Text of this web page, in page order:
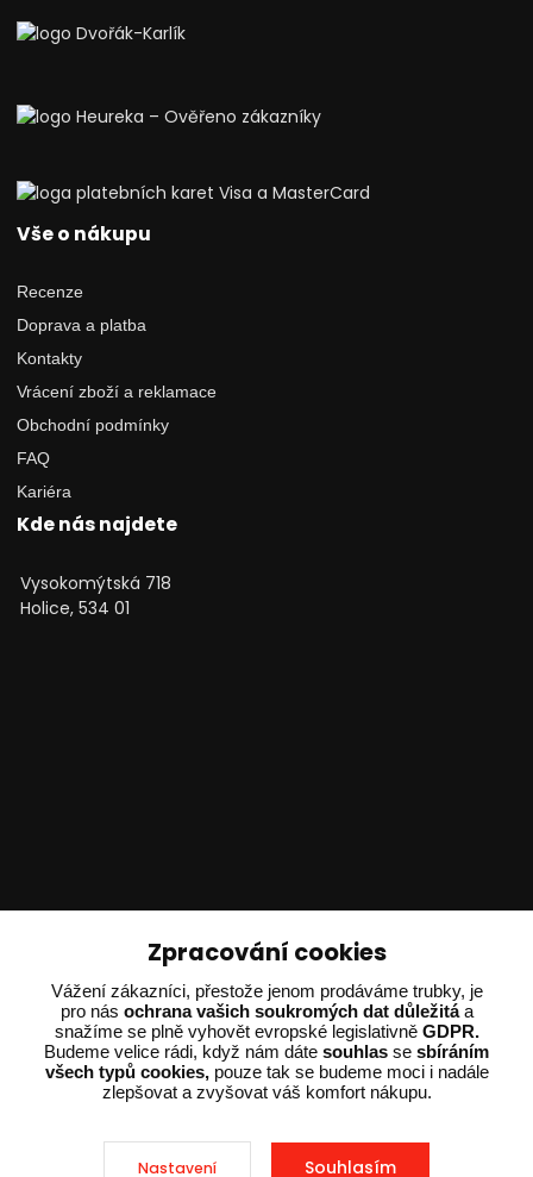
Vše o nákupu
Recenze
Doprava a platba
Kontakty
Vrácení zboží a reklamace
Obchodní podmínky
FAQ
Kariéra
Kde nás najdete
Vysokomýtská 718
Holice, 534 01
Ing. Adam Dvořák
+420 602 234 254
(Po-Pá 8:00 - 15:00)
potrebujiporadit@dvorak-karlik.cz
Zpracování cookies
Vážení zákazníci, přestože jenom prodáváme trubky, je
pro nás ochrana vašich soukromých dat důležitáa
snažíme se plně vyhovět evropské legislativně GDPR.
Budeme velice rádi, když nám dáte souhlas se sbíráním
všech typů cookies,pouze tak se budeme moci i nadále
zlepšovat a zvyšovat váš komfort nákupu.
Nastavení Souhlasím